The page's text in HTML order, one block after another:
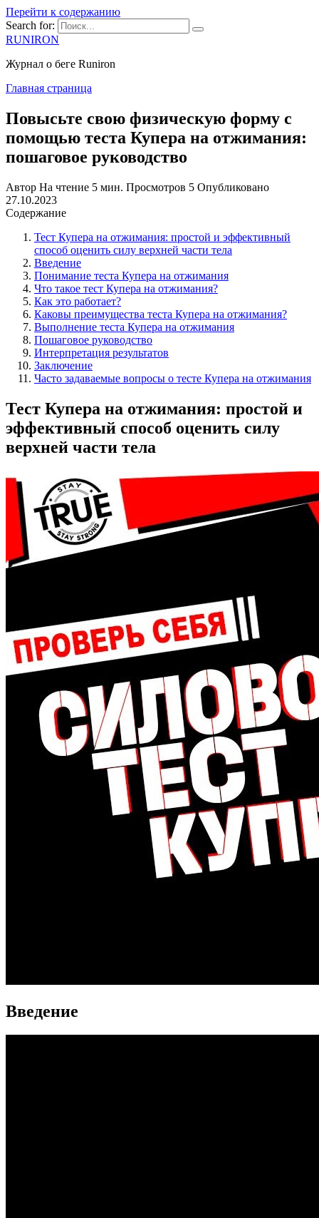
Перейти к содержанию
Search for:
RUNIRON
Журнал о беге Runiron
Главная страница
Повысьте свою физическую форму с
помощью теста Купера на отжимания:
пошаговое руководство
Автор На чтение 5 мин. Просмотров 5 Опубликовано
27.10.2023
Содержание
Тест Купера на отжимания: простой и эффективный
способ оценить силу верхней части тела
Введение
Понимание теста Купера на отжимания
Что такое тест Купера на отжимания?
Как это работает?
Каковы преимущества теста Купера на отжимания?
Выполнение теста Купера на отжимания
Пошаговое руководство
Интерпретация результатов
Заключение
Часто задаваемые вопросы о тесте Купера на отжимания
Тест Купера на отжимания: простой и
эффективный способ оценить силу
верхней части тела
Введение